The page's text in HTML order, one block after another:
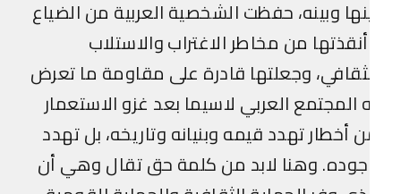
وبينه، حفظت الشخصية العربية من الضياع
من مخاطر الاغتراب والاستلاب
وجعلتها قادرة على مقاومة ما تعرض
المجتمع العربي لاسيما بعد غزو الاستعمار
أخطار تهدد قيمه وبنيانه وتاريخه، بل تهدد
وهنا لابد من كلمة حق تقال وهي أن